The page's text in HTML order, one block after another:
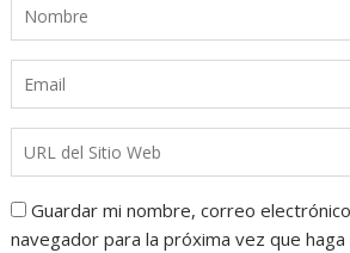
Guardar mi nombre, correo
navegador para la próxima vez que